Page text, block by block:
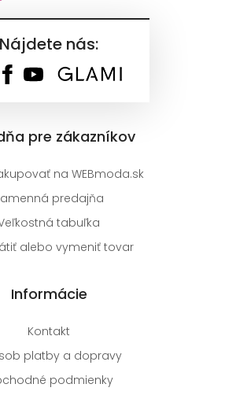
Nájdete nás:
pre zákazníkov
na WEBmoda.sk
predajňa
tabuľka
alebo vymeniť tovar
Informácie
Kontakt
platby a dopravy
podmienky